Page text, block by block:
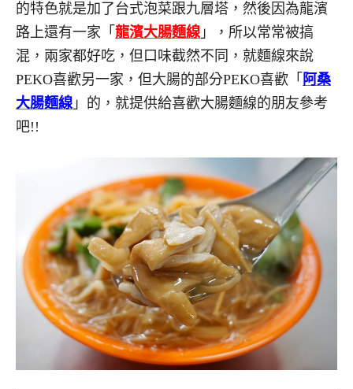
的特色就是加了台式泡菜跟九層塔，然後因為龍濱
路上還有一家「 龍濱大腸麵線」，所以常常被搞
混，兩家都好吃，但口味截然不同，就麵線來說
PEKO喜歡另一家，但大腸的部分PEKO喜歡「 阿桑
大腸麵線」的，就提供給喜歡大腸麵線的朋友參考
吧!!